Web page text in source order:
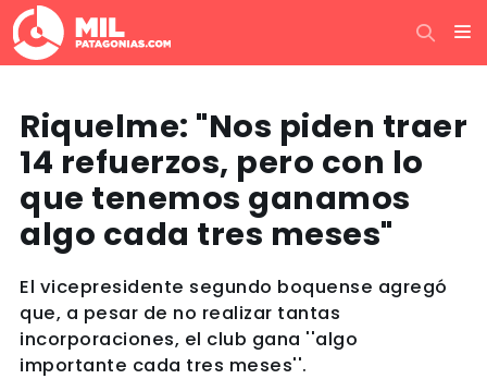
Riquelme: "Nos piden traer
14 refuerzos, pero con lo
que tenemos ganamos
algo cada tres meses"
El vicepresidente segundo boquense agregó
que, a pesar de no realizar tantas
incorporaciones, el club gana ''algo
importante cada tres meses''.